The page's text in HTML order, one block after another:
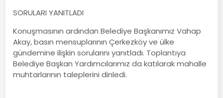
SORULARI YANITLADI
Konuşmasının ardından Belediye Başkanımız Vahap
Akay, basın mensuplarının Çerkezköy ve ülke
gündemine ilişkin sorularını yanıtladı. Toplantıya
Belediye Başkan Yardımcılarımız da katılarak mahalle
muhtarlarının taleplerini dinledi.